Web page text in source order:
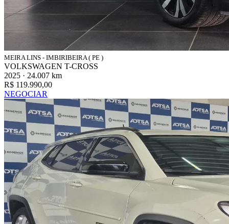
MEIRA LINS - IMBIRIBEIRA ( PE )
VOLKSWAGEN T-CROSS
2025 · 24.007 km
R$ 119.990,00
NEGOCIAR